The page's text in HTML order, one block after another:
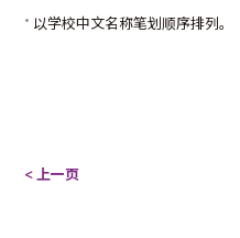
* 以学校中文名称笔划顺序排列。
< 上一页